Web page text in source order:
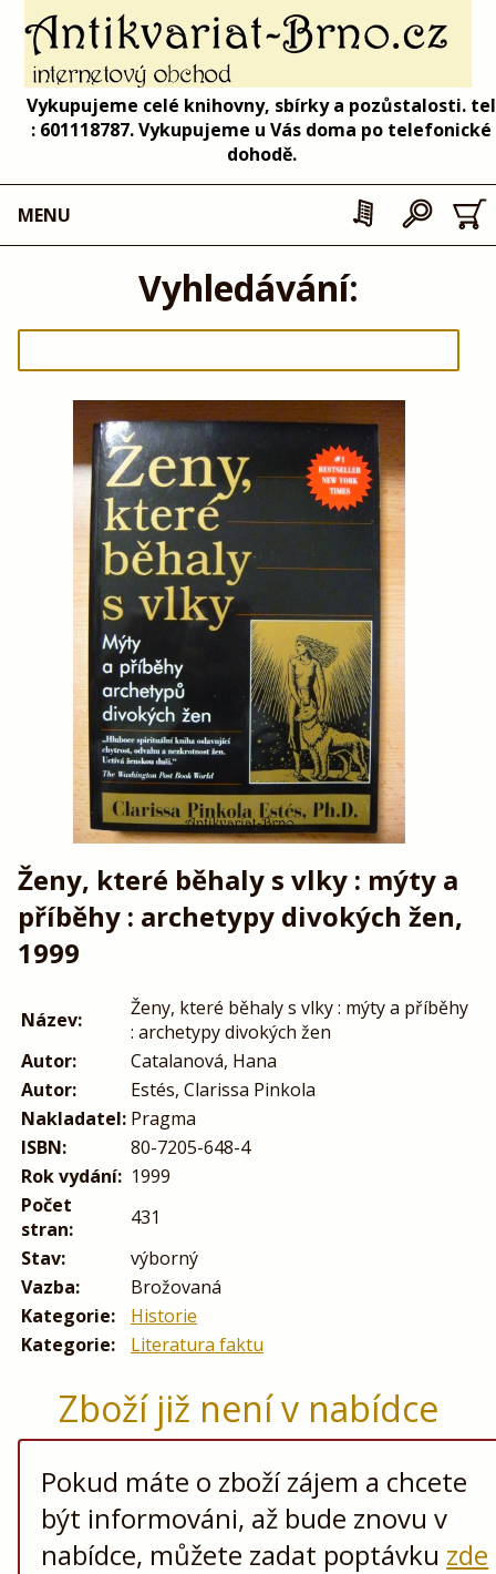
Vykupujeme celé knihovny, sbírky a pozůstalosti. tel
: 601118787. Vykupujeme u Vás doma po telefonické
dohodě.
MENU
Vyhledávání:
Ženy, které běhaly s vlky : mýty a
příběhy : archetypy divokých žen,
1999
Název:
Ženy, které běhaly s vlky : mýty a příběhy
: archetypy divokých žen
Autor:
Catalanová, Hana
Autor:
Estés, Clarissa Pinkola
Nakladatel: Pragma
ISBN:
80-7205-648-4
Rok vydání: 1999
Počet
stran:
431
Stav:
výborný
Vazba:
Brožovaná
Kategorie:
Historie
Kategorie:
Literatura faktu
Zboží již není v nabídce
Pokud máte o zboží zájem a chcete
být informováni, až bude znovu v
nabídce, můžete zadat poptávku zde